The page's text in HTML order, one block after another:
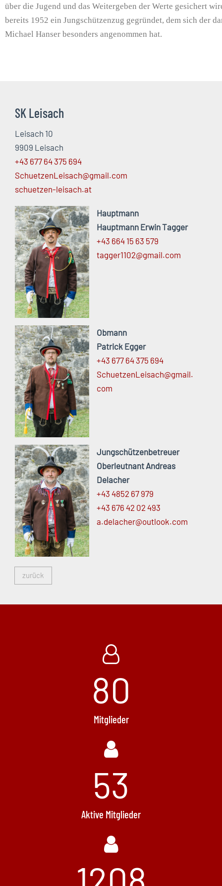
über die Jugend und das Weitergeben der Werte gesichert
bereits 1952 ein Jungschützenzug gegründet, dem sich der
Michael Hanser besonders angenommen hat.
SK Leisach
Leisach 10
9909 Leisach
+43 677 64 375 694
SchuetzenLeisach@gmail.com
schuetzen-leisach.at
Hauptmann
Hauptmann Erwin Tagger
+43 664 15 63 579
tagger1102@gmail.com
Obmann
Patrick Egger
+43 677 64 375 694
SchuetzenLeisach@gmail.
com
Jungschützenbetreuer
Oberleutnant Andreas
Delacher
+43 4852 67 979
+43 676 42 02 493
a.delacher@outlook.com
zurück
94
Mitglieder
53
Aktive Mitglieder